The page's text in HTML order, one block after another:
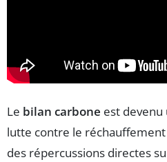
Le bilan carbone est devenu
lutte contre le réchauffement
des répercussions directes